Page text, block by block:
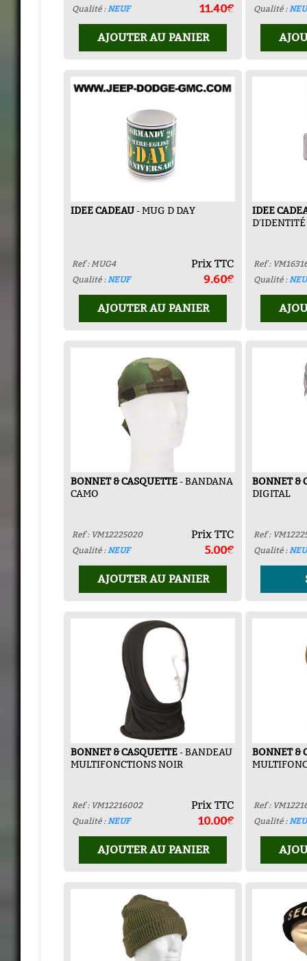
Qualité :NEUF 11.40€
AJOUTER AU PANIER
Qualité :
IDEE CADEAU- MUG D DAY
Ref : MUG4 Prix TTC
Qualité :NEUF 9.60€
AJOUTER AU PANIER
IDEE
Ref :
Qualité :
BONNET & CASQUETTE- BANDANA
CAMO
Ref : VM12225020 Prix TTC
Qualité :NEUF 5.00€
AJOUTER AU PANIER
BONNET &
DIGITAL
Ref :
Qualité :
BONNET & CASQUETTE- BANDEAU
MULTIFONCTIONS NOIR
Ref : VM12216002 Prix TTC
Qualité :NEUF 10.00€
AJOUTER AU PANIER
BONNET &
Ref :
Qualité :